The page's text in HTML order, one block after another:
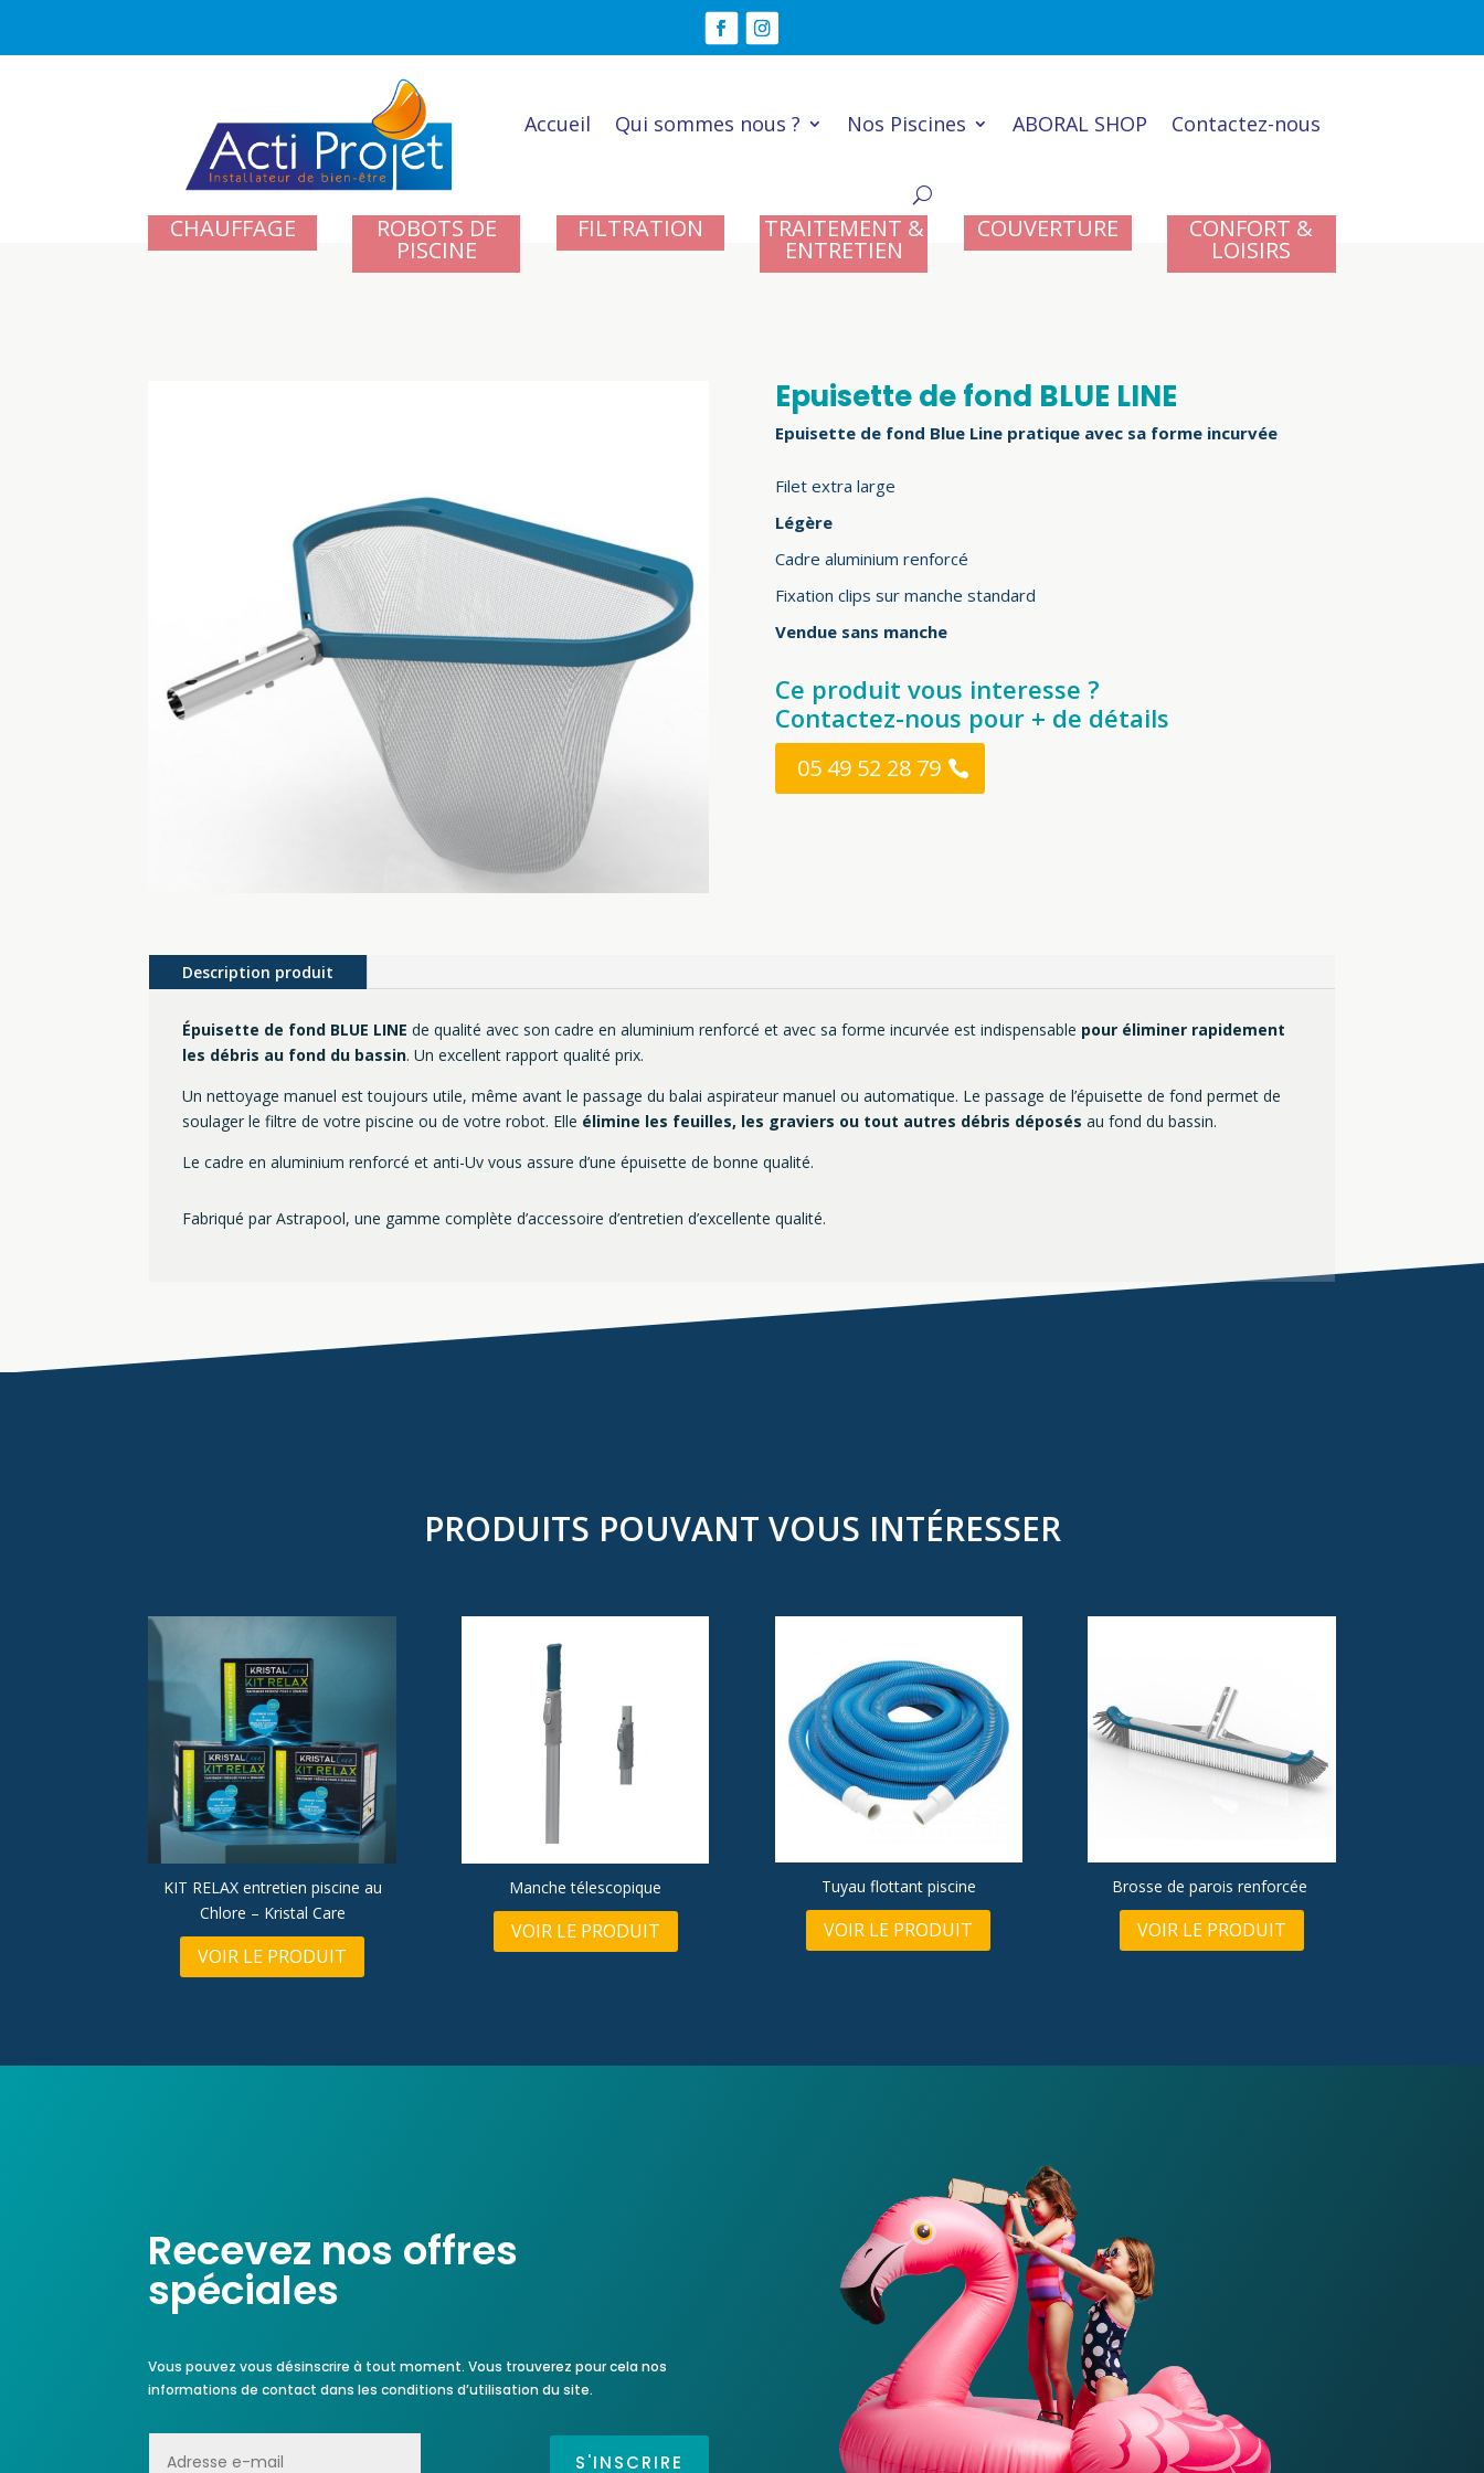
Accueil Qui sommes nous ? Nos Piscines ABORAL SHOP Contactez-nous
CHAUFFAGE ROBOTS DE
PISCINE
FILTRATION TRAITEMENT &
ENTRETIEN
COUVERTURE CONFORT &
LOISIRS
Epuisette de fond BLUE LINE
Epuisette de fond Blue Line pratique avec sa forme incurvée
Filet extra large
Légère
Cadre aluminium renforcé
Fixation clips sur manche standard
Vendue sans manche
Ce produit vous interesse ?
Contactez-nous pour + de détails
05 49 52 28 79
Description produit
Épuisette de fond BLUE LINE de qualité avec son cadre en aluminium renforcé et avec sa forme incurvée est indispensable pour éliminer rapidement
les débris au fond du bassin. Un excellent rapport qualité prix.
Un nettoyage manuel est toujours utile, même avant le passage du balai aspirateur manuel ou automatique. Le passage de l’épuisette de fond permet de
soulager le filtre de votre piscine ou de votre robot. Elle élimine les feuilles, les graviers ou tout autres débris déposés au fond du bassin.
Le cadre en aluminium renforcé et anti-Uv vous assure d’une épuisette de bonne qualité.
Fabriqué par Astrapool, une gamme complète d’accessoire d’entretien d’excellente qualité.
PRODUITS POUVANT VOUS INTÉRESSER
KIT RELAX entretien piscine au
Chlore – Kristal Care
VOIR LE PRODUIT
Manche télescopique
VOIR LE PRODUIT
Tuyau flottant piscine
VOIR LE PRODUIT
Brosse de parois renforcée
VOIR LE PRODUIT
Recevez nos offres
spéciales
Vous pouvez vous désinscrire à tout moment.Vous trouverez pour cela nos
informations de contact dans les conditions d’utilisation du site.
S'INSCRIRE